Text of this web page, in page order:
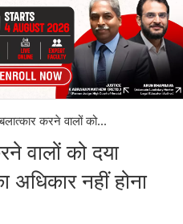
करने वालों को...
वालों को दया
अधिकार नहीं होना